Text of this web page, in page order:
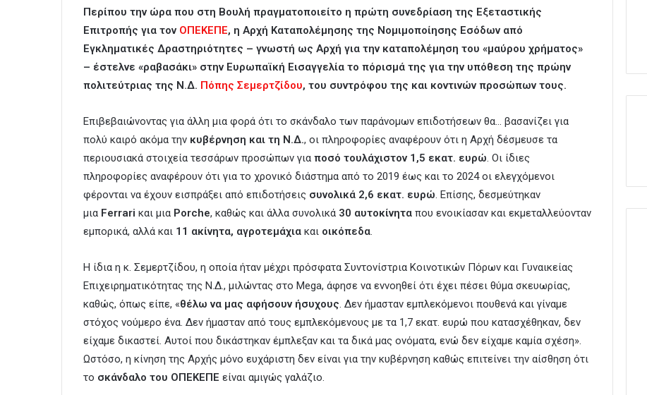
Περίπου την ώρα που στη Βουλή πραγματοποιείτο η πρώτη συνεδρίαση της Εξεταστικής
Επιτροπής για τον ΟΠΕΚΕΠΕ, η Αρχή Καταπολέμησης της Νομιμοποίησης Εσόδων από
Εγκληματικές Δραστηριότητες – γνωστή ως Αρχή για την καταπολέμηση του «μαύρου χρήματος»
– έστελνε «ραβασάκι» στην Ευρωπαϊκή Εισαγγελία το πόρισμά της για την υπόθεση της πρώην
πολιτεύτριας της Ν.Δ. Πόπης Σεμερτζίδου, του συντρόφου της και κοντινών προσώπων τους.
Επιβεβαιώνοντας για άλλη μια φορά ότι το σκάνδαλο των παράνομων επιδοτήσεων θα… βασανίζει για
πολύ καιρό ακόμα την κυβέρνηση και τη Ν.Δ., οι πληροφορίες αναφέρουν ότι η Αρχή δέσμευσε τα
περιουσιακά στοιχεία τεσσάρων προσώπων για ποσό τουλάχιστον 1,5 εκατ. ευρώ. Οι ίδιες
πληροφορίες αναφέρουν ότι για το χρονικό διάστημα από το 2019 έως και το 2024 οι ελεγχόμενοι
φέρονται να έχουν εισπράξει από επιδοτήσεις συνολικά 2,6 εκατ. ευρώ. Επίσης, δεσμεύτηκαν
μια Ferrari και μια Porche, καθώς και άλλα συνολικά 30 αυτοκίνητα που ενοικίασαν και εκμεταλλεύονταν
εμπορικά, αλλά και 11 ακίνητα, αγροτεμάχια και οικόπεδα.
Η ίδια η κ. Σεμερτζίδου, η οποία ήταν μέχρι πρόσφατα Συντονίστρια Κοινοτικών Πόρων και Γυναικείας
Επιχειρηματικότητας της Ν.Δ., μιλώντας στο Mega, άφησε να εννοηθεί ότι έχει πέσει θύμα σκευωρίας,
καθώς, όπως είπε, «θέλω να μας αφήσουν ήσυχους. Δεν ήμασταν εμπλεκόμενοι πουθενά και γίναμε
στόχος νούμερο ένα. Δεν ήμασταν από τους εμπλεκόμενους με τα 1,7 εκατ. ευρώ που κατασχέθηκαν, δεν
είχαμε δικαστεί. Αυτοί που δικάστηκαν έμπλεξαν και τα δικά μας ονόματα, ενώ δεν είχαμε καμία σχέση».
Ωστόσο, η κίνηση της Αρχής μόνο ευχάριστη δεν είναι για την κυβέρνηση καθώς επιτείνει την αίσθηση ότι
το σκάνδαλο του ΟΠΕΚΕΠΕ είναι αμιγώς γαλάζιο.